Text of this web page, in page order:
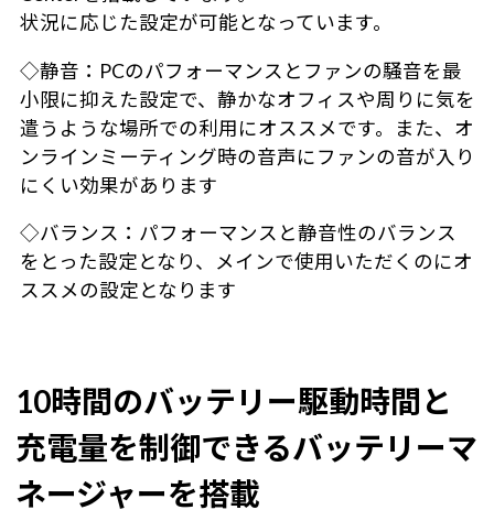
状況に応じた設定が可能となっています。
◇静音：PCのパフォーマンスとファンの騒音を最
小限に抑えた設定で、静かなオフィスや周りに気を
遣うような場所での利用にオススメです。また、オ
ンラインミーティング時の音声にファンの音が入り
にくい効果があります
◇バランス：パフォーマンスと静音性のバランス
をとった設定となり、メインで使用いただくのにオ
ススメの設定となります
10時間のバッテリー駆動時間と
充電量を制御できるバッテリーマ
ネージャーを搭載